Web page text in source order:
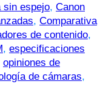
sin espejo, Canon
, Comparativa
de contenido,
, especificaciones
opiniones de
de cámaras,